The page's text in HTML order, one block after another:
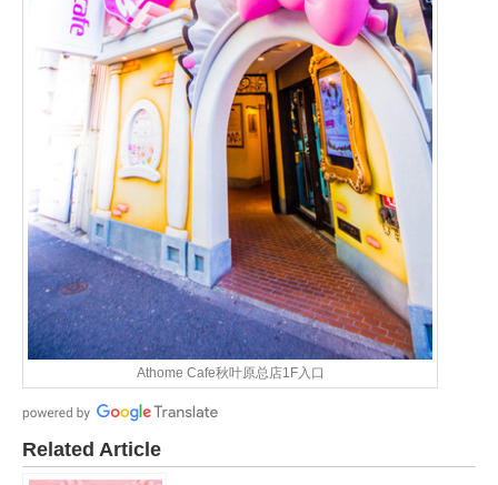
Athome Cafe秋叶原总店1F入口
Related Article